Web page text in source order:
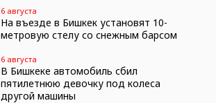
6 августа
На въезде в Бишкек установят 10-
метровую стелу со снежным барсом
6 августа
В Бишкеке автомобиль сбил
пятилетнюю девочку под колеса
другой машины